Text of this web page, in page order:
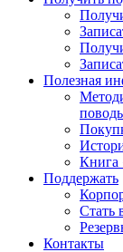
Полезная
Книга
Поддержать
Стать
Контакты